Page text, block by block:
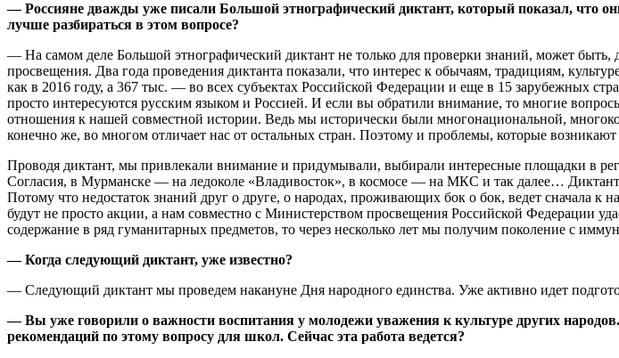
— Россияне дважды уже писали Большой этнографический диктант, который показал, что
лучше разбираться в этом вопросе?
— На самом деле Большой этнографический диктант не только для проверки знаний, может
просвещения. Два года проведения диктанта показали, что интерес к обычаям, традициям,
как в 2016 году, а 367 тыс. — во всех субъектах Российской Федерации и еще в 15 зарубежных
просто интересуются русским языком и Россией. И если вы обратили внимание, то многие
отношения к нашей совместной истории. Ведь мы исторически были многонациональной,
конечно же, во многом отличает нас от остальных стран. Поэтому и проблемы, которые
Проводя диктант, мы привлекали внимание и придумывали, выбирали интересные площадки в
Согласия, в Мурманске — на ледоколе «Владивосток», в космосе — на МКС и так далее…
Потому что недостаток знаний друг о друге, о народах, проживающих бок о бок, ведет сначала
будут не просто акции, а нам совместно с Министерством просвещения Российской Федерации
содержание в ряд гуманитарных предметов, то через несколько лет мы получим поколение с
— Когда следующий диктант, уже известно?
— Следующий диктант мы проведем накануне Дня народного единства. Уже активно идет
— Вы уже говорили о важности воспитания у молодежи уважения к культуре других
рекомендаций по этому вопросу для школ. Сейчас эта работа ведется?